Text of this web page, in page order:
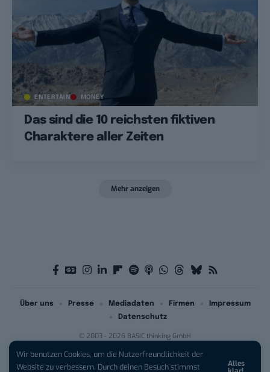
Wir benutzen Cookies, um die Nutzerfreundlichkeit der
Website zu verbessern. Durch deinen Besuch stimmst
Alles
ENTERTAIN MONEY
Das sind die 10 reichsten fiktiven
Charaktere aller Zeiten
Mehr anzeigen
© 2003 - 2026 BASIC thinking GmbH
Über uns Presse Mediadaten Firmen
Impressum
Datenschutz
iPhone 17 Pro sichern:Für 1 € +